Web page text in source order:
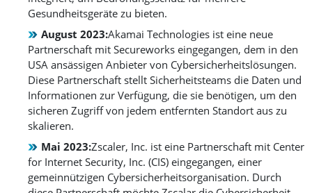
Gesundheitsgeräte zu bieten.
August 2023:Akamai Technologies ist eine neue
Partnerschaft mit Secureworks eingegangen, dem in den
USA ansässigen Anbieter von Cybersicherheitslösungen.
Diese Partnerschaft stellt Sicherheitsteams die Daten und
Informationen zur Verfügung, die sie benötigen, um den
sicheren Zugriff von jedem entfernten Standort aus zu
skalieren.
Mai 2023:Zscaler, Inc. ist eine Partnerschaft mit Center
for Internet Security, Inc. (CIS) eingegangen, einer
gemeinnützigen Cybersicherheitsorganisation. Durch